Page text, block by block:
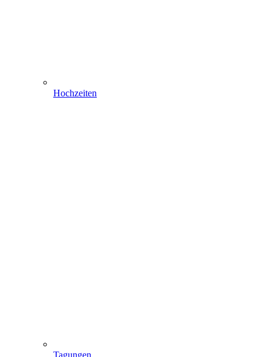
Hochzeiten
Tagungen